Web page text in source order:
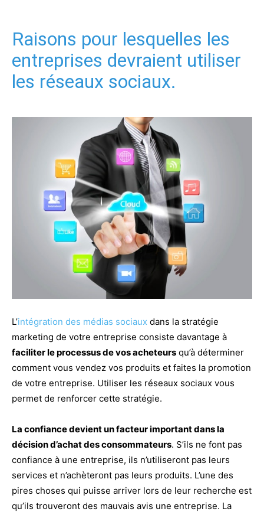
Raisons pour lesquelles les
entreprises devraient utiliser
les réseaux sociaux.
L’intégration des médias sociaux dans la stratégie
marketing de votre entreprise consiste davantage à
faciliter le processus de vos acheteurs qu’à déterminer
comment vous vendez vos produits et faites la promotion
de votre entreprise. Utiliser les réseaux sociaux vous
permet de renforcer cette stratégie.
La confiance devient un facteur important dans la
décision d’achat des consommateurs. S’ils ne font pas
confiance à une entreprise, ils n’utiliseront pas leurs
services et n’achèteront pas leurs produits. L’une des
pires choses qui puisse arriver lors de leur recherche est
qu’ils trouveront des mauvais avis une entreprise. La